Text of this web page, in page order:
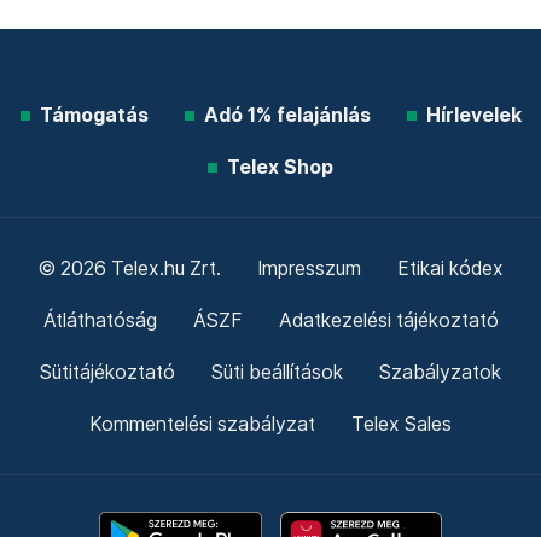
Támogatás Adó 1% felajánlás Hírlevelek
Telex Shop
© 2026 Telex.hu Zrt. Impresszum Etikai kódex
Átláthatóság ÁSZF Adatkezelési tájékoztató
Sütitájékoztató Süti beállítások Szabályzatok
Kommentelési szabályzat Telex Sales